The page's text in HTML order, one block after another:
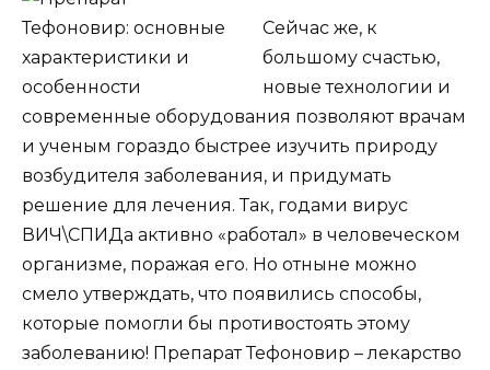
Сейчас же, к
большому счастью,
новые технологии и
современные оборудования позволяют врачам
и ученым гораздо быстрее изучить природу
возбудителя заболевания, и придумать
решение для лечения. Так, годами вирус
ВИЧ\СПИДа активно «работал» в человеческом
организме, поражая его. Но отныне можно
смело утверждать, что появились способы,
которые помогли бы противостоять этому
заболеванию! Препарат Тефоновир – лекарство